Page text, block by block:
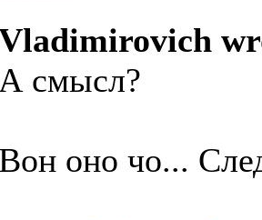
А смысл?
Вон оно чо...